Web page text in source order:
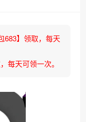
683】领取，每天
每天可领一次。